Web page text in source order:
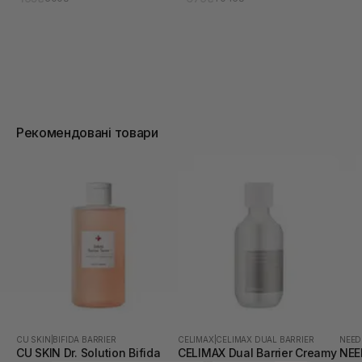
Рекомендовані товари
CU SKIN BIFIDA BARRIER
CU SKIN Dr. Solution Bifida
CELIMAX CELIMAX DUAL BARRIER
CELIMAX Dual Barrier Creamy